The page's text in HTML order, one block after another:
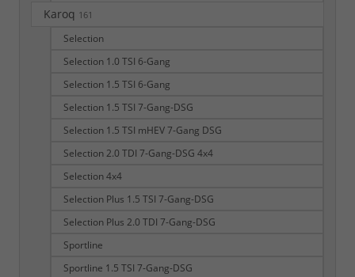
Karoq 161
Selection
Selection 1.0 TSI 6-Gang
Selection 1.5 TSI 6-Gang
Selection 1.5 TSI 7-Gang-DSG
Selection 1.5 TSI mHEV 7-Gang DSG
Selection 2.0 TDI 7-Gang-DSG 4x4
Selection 4x4
Selection Plus 1.5 TSI 7-Gang-DSG
Selection Plus 2.0 TDI 7-Gang-DSG
Sportline
Sportline 1.5 TSI 7-Gang-DSG